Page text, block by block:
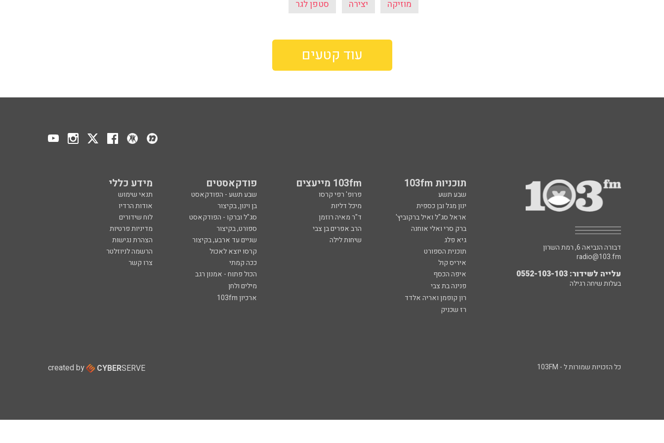
מוזיקה יצירה סטפן לגר
עוד קטעים
תוכניות 103fm 103fm מייעצים פודקאסטים מידע כללי
שבע תשע פרופ' רפי קרסו שבע תשע - הפודקאסט
תנאי שימוש
ינון מגל ובן כספית
מיכל דליות בן וינון, בקיצור
אודות הרדיו
אראל סג"ל ואיל ברקוביץ'
ד"ר מאיה רוזמן סג"ל וברקו - הפודקאסט
לוח שידורים
ברק סרי ואלי אוחנה
הרב אפרים בן צבי ספורט, בקיצור
מדיניות פרטיות
גיא פלג
שיחות לילה שניים עד ארבע, בקיצור
הצהרת נגישות
תוכנית הספורט
קרסו יוצא לאכול
הרשמה לניוזלטר
איריס קול
ככה קמתי
צרו קשר
איפה הכסף
הכול פתוח - אמנון רגב
פנינה בת צבי
מילים ולחן
רון קופמן ואריה אלדד
ארכיון 103fm
רז שכניק
דבורה הנביאה 6, רמת השרון
radio@103.fm
עלייה לשידור: 0552-103-103
בעלות שיחה רגילה
כל הזכויות שמורות ל - 103FM created by CYBERSERVE